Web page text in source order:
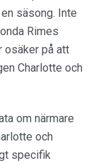
säsong. Inte
Rimes
osäker på att
Charlotte och
om närmare
och
specifik